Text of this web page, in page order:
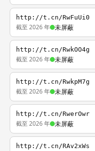
http://t.cn/RwFuUi0
截至 2026 年 未屏蔽
http://t.cn/RwkOO4g
截至 2026 年 未屏蔽
http://t.cn/RwkpM7g
截至 2026 年 未屏蔽
http://t.cn/RwerOwr
截至 2026 年 未屏蔽
http://t.cn/RAv2xWs